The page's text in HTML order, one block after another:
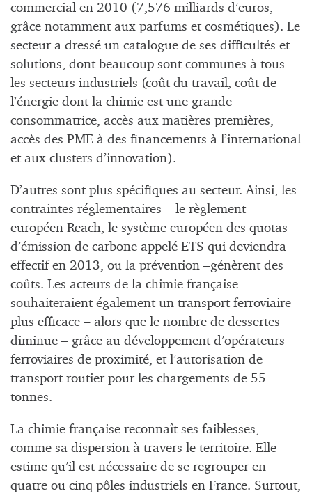
commercial en 2010 (7,576 milliards d’euros,
grâce notamment aux parfums et cosmétiques). Le
secteur a dressé un catalogue de ses difficultés et
solutions, dont beaucoup sont communes à tous
les secteurs industriels (coût du travail, coût de
l’énergie dont la chimie est une grande
consommatrice, accès aux matières premières,
accès des PME à des financements à l’international
et aux clusters d’innovation).
D’autres sont plus spécifiques au secteur. Ainsi, les
contraintes réglementaires – le règlement
européen Reach, le système européen des quotas
d’émission de carbone appelé ETS qui deviendra
effectif en 2013, ou la prévention –génèrent des
coûts. Les acteurs de la chimie française
souhaiteraient également un transport ferroviaire
plus efficace – alors que le nombre de dessertes
diminue – grâce au développement d’opérateurs
ferroviaires de proximité, et l’autorisation de
transport routier pour les chargements de 55
tonnes.
La chimie française reconnaît ses faiblesses,
comme sa dispersion à travers le territoire. Elle
estime qu’il est nécessaire de se regrouper en
quatre ou cinq pôles industriels en France. Surtout,